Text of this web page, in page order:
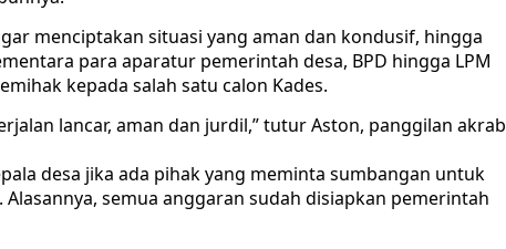
menciptakan situasi yang aman dan kondusif, hingga
para aparatur pemerintah desa, BPD hingga LPM
kepada salah satu calon Kades.
lancar, aman dan jurdil,” tutur Aston, panggilan akrab
desa jika ada pihak yang meminta sumbangan untuk
semua anggaran sudah disiapkan pemerintah